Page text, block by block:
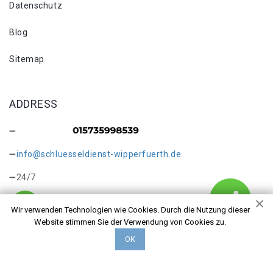
Wir verwenden Technologien wie Cookies. Durch die Nutzung dieser
Website stimmen Sie der Verwendung von Cookies zu.
ОК
Datenschutz
Blog
Sitemap
ADDRESS
info@schluesseldienst-wipperfuerth.de
24/7
Copyright © 2026 Kontakt. Alle Rechte vorbehalten.